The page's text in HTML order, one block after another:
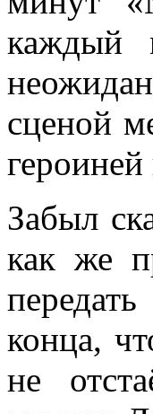
каждый
сценой
героиней
Забыл
как же
конца,
не